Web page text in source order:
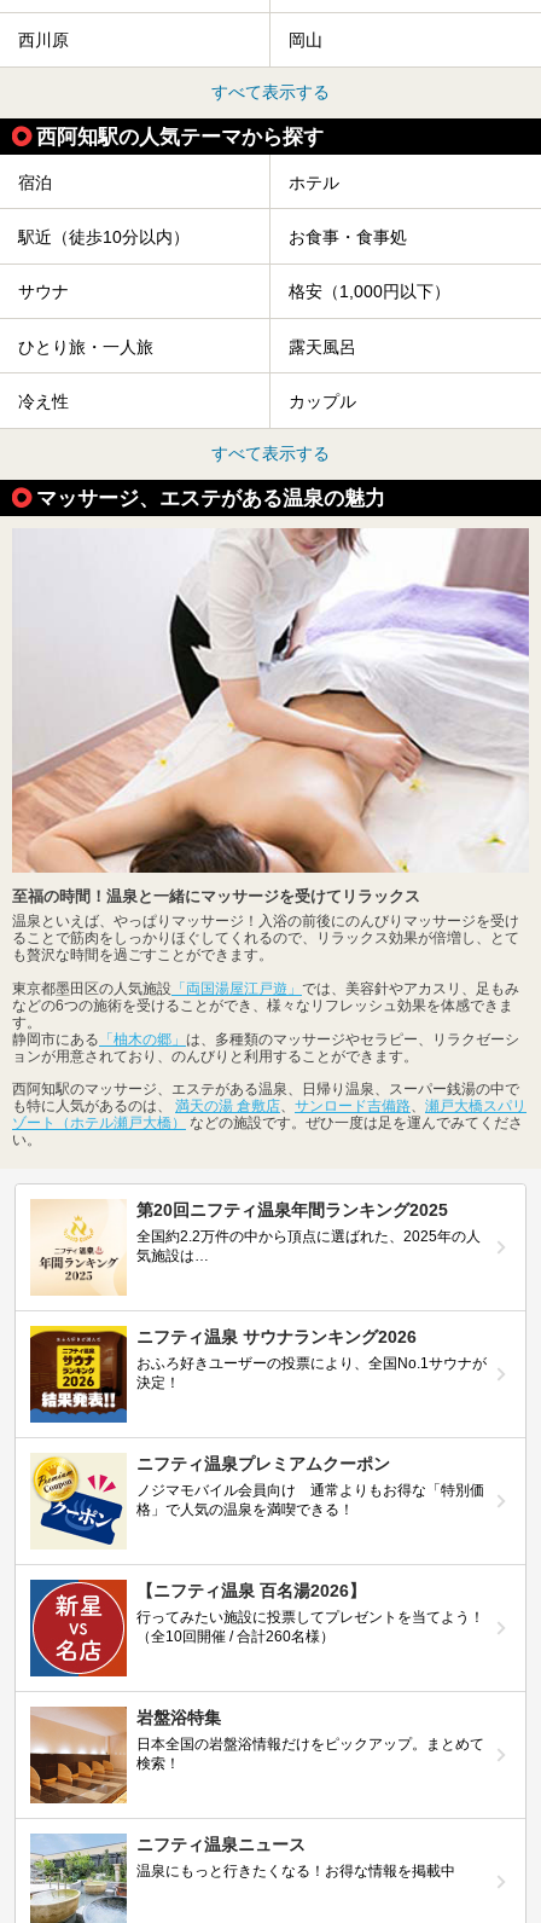
西川原 岡山
すべて表示する
西阿知駅の人気テーマから探す
宿泊 ホテル
駅近（徒歩10分以内） お食事・食事処
サウナ 格安（1,000円以下）
ひとり旅・一人旅 露天風呂
冷え性 カップル
すべて表示する
マッサージ、エステがある温泉の魅力
至福の時間！温泉と一緒にマッサージを受けてリラックス
温泉といえば、やっぱりマッサージ！入浴の前後にのんびりマッサージを受け
ることで筋肉をしっかりほぐしてくれるので、リラックス効果が倍増し、とて
も贅沢な時間を過ごすことができます。
東京都墨田区の人気施設 「両国湯屋江戸遊」 では、美容針やアカスリ、足もみ
などの6つの施術を受けることができ、様々なリフレッシュ効果を体感できま
す。
静岡市にある 「柚木の郷」 は、多種類のマッサージやセラピー、リラクゼーシ
ョンが用意されており、のんびりと利用することができます。
西阿知駅のマッサージ、エステがある温泉、日帰り温泉、スーパー銭湯の中で
も特に人気があるのは、 満天の湯 倉敷店 サンロード吉備路
瀬戸大橋スパリ
ゾート（ホテル瀬戸大橋）
などの施設です。ぜひ一度は足を運んでみてくださ
い。
第20回ニフティ温泉年間ランキング2025
全国約2.2万件の中から頂点に選ばれた、2025年の人
気施設は…
ニフティ温泉 サウナランキング2026
おふろ好きユーザーの投票により、全国No.1サウナが
決定！
ニフティ温泉プレミアムクーポン
ノジマモバイル会員向け 通常よりもお得な「特別価
格」で人気の温泉を満喫できる！
【ニフティ温泉 百名湯2026】
行ってみたい施設に投票してプレゼントを当てよう！
（全10回開催 / 合計260名様）
岩盤浴特集
日本全国の岩盤浴情報だけをピックアップ。まとめて
検索！
ニフティ温泉ニュース
温泉にもっと行きたくなる！お得な情報を掲載中